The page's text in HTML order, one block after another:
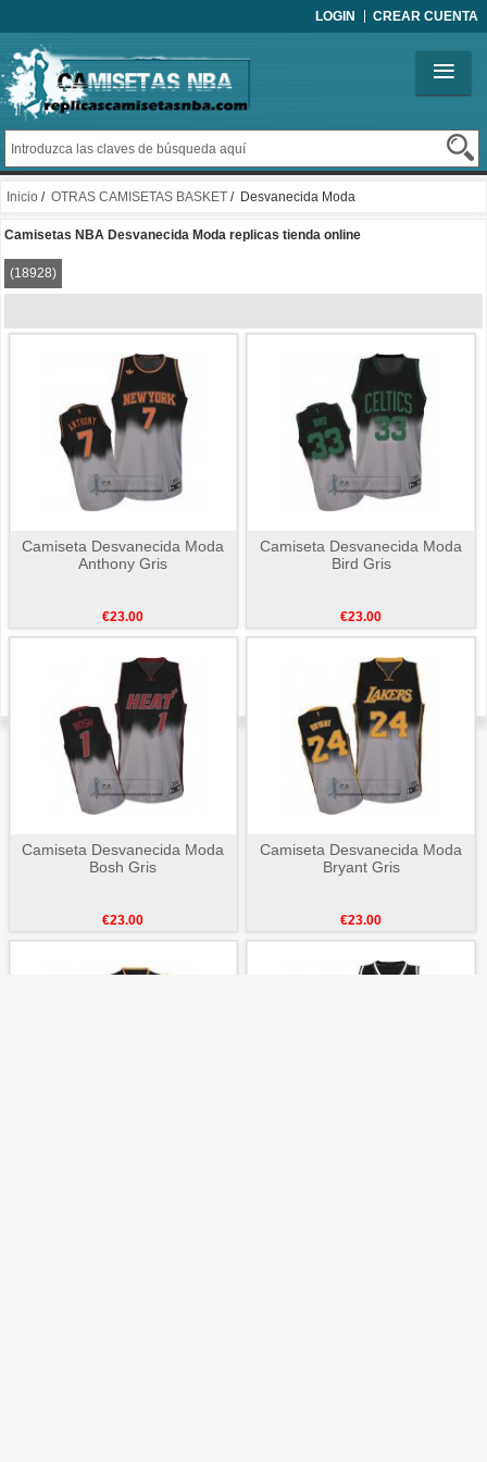
LOGIN CREAR CUENTA
Inicio / OTRAS CAMISETAS BASKET / Desvanecida Moda
Camisetas NBA Desvanecida Moda replicas tienda online
(18928)
Camiseta Desvanecida Moda
Anthony Gris
€23.00
Camiseta Desvanecida Moda
Bird Gris
€23.00
Camiseta Desvanecida Moda
Bosh Gris
€23.00
Camiseta Desvanecida Moda
Bryant Gris
€23.00